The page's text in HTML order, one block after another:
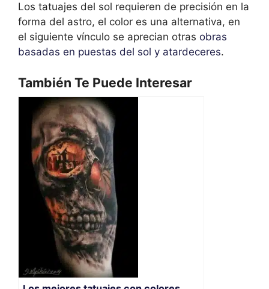
Los tatuajes del sol requieren de precisión en la
forma del astro, el color es una alternativa, en
el siguiente vínculo se aprecian otras obras
basadas en puestas del sol y atardeceres.
También Te Puede Interesar